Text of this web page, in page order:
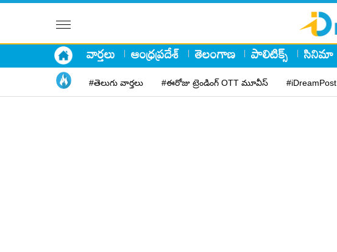
వార్తలు ఆంధ్రప్రదేశ్ తెలంగాణ పాలిటిక్స్ సినిమా
#తెలుగు వార్తలు #ఈరోజు ట్రెండింగ్ OTT మూవీస్ #iDreamPost